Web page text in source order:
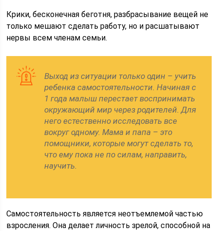
Крики, бесконечная беготня, разбрасывание вещей не
только мешают сделать работу, но и расшатывают
нервы всем членам семьи.
Выход из ситуации только один – учить
ребенка самостоятельности. Начиная с
1 года малыш перестает воспринимать
окружающий мир через родителей. Для
него естественно исследовать все
вокруг одному. Мама и папа – это
помощники, которые могут сделать то,
что ему пока не по силам, направить,
научить.
Самостоятельность является неотъемлемой частью
взросления. Она делает личность зрелой, способной на